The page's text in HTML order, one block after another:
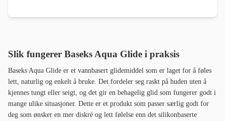
Slik fungerer Baseks Aqua Glide i praksis
Baseks Aqua Glide er et vannbasert glidemiddel som er laget for å føles
lett, naturlig og enkelt å bruke. Det fordeler seg raskt på huden uten å
kjennes tungt eller seigt, og det gir en behagelig glid som fungerer godt i
mange ulike situasjoner. Dette er et produkt som passer særlig godt for
deg som ønsker en mer diskré og lett følelse enn det silikonbaserte